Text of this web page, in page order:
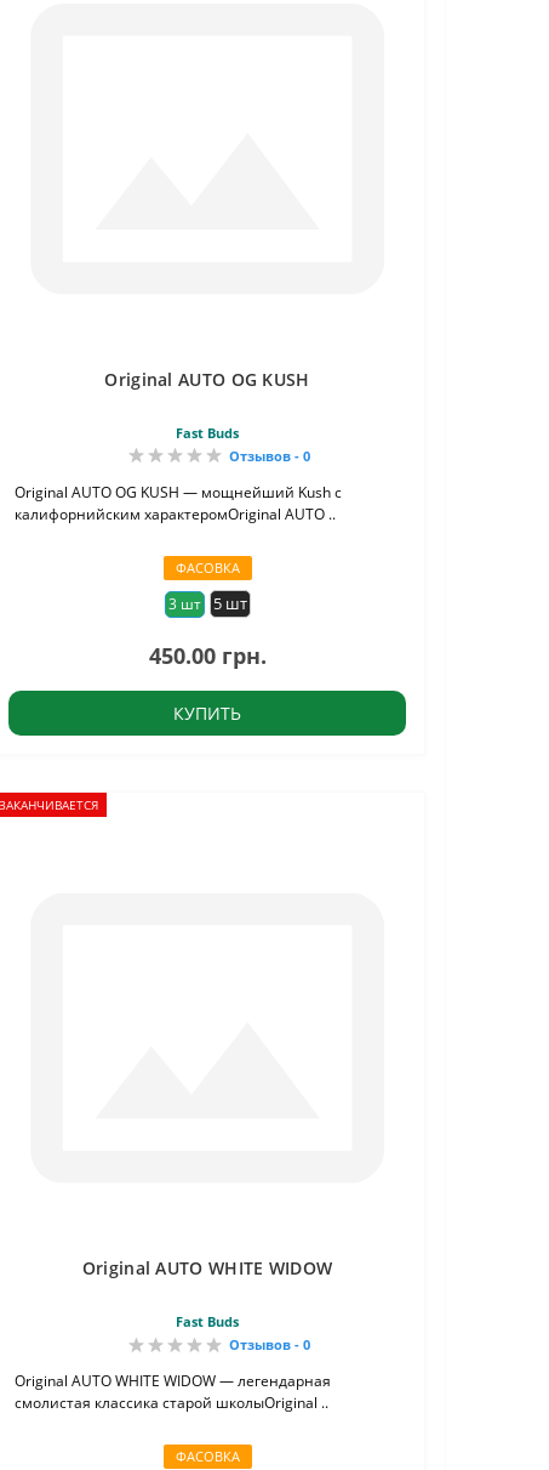
Original AUTO OG KUSH
Fast Buds
Отзывов - 0
Original AUTO OG KUSH — мощнейший Kush с
калифорнийским характеромOriginal AUTO ..
ФАСОВКА
3 шт 5 шт
450.00 грн.
КУПИТЬ
ЗАКАНЧИВАЕТСЯ
Original AUTO WHITE WIDOW
Fast Buds
Отзывов - 0
Original AUTO WHITE WIDOW — легендарная
смолистая классика старой школыOriginal ..
ФАСОВКА